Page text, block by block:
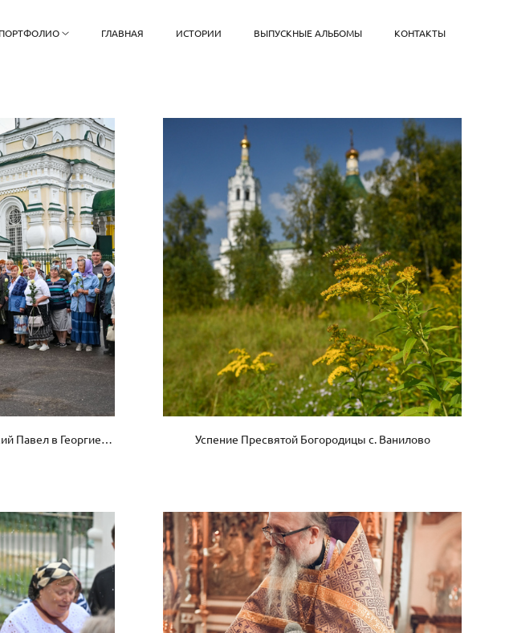
ПОРТФОЛИО ГЛАВНАЯ ИСТОРИИ ВЫПУСКНЫЕ АЛЬБОМЫ КОНТАКТЫ
Митрополит Крутицкий Коломенский Павел в Георгиевском храме с. Ванилово Успение Пресвятой Богородицы с. Ванилово